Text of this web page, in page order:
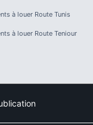
à louer Route Tunis
à louer Route Teniour